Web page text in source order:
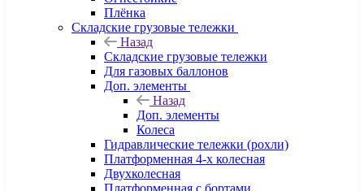
Плёнка
Складские грузовые тележки
Назад
Складские грузовые тележки
Для газовых баллонов
Доп. элементы
Назад
Доп. элементы
Колеса
Гидравлические тележки (рохли)
Платформенная 4-х колесная
Двухколесная
Платформенная с бортами